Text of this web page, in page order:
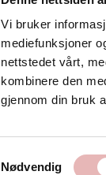
Vi bruker
mediefunksjoner
nettstedet vårt,
kombinere den
gjennom din bruk
Samtykkevalg
Nødvendig